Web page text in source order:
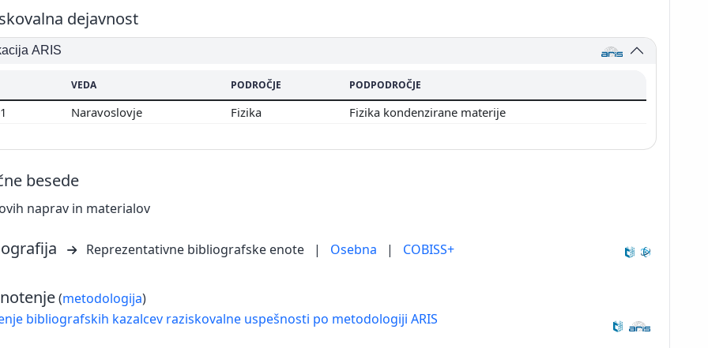
dejavnost
ARIS
VEDA PODROČJE PODPODROČJE
Naravoslovje Fizika Fizika kondenzirane materije
besede
naprav in materialov
Reprezentativne bibliografske enote | Osebna | COBISS+
(metodologija)
bibliografskih kazalcev raziskovalne uspešnosti po metodologiji ARIS